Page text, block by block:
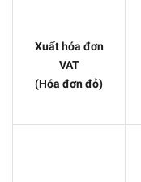
Xuất hóa đơn
VAT
(Hóa đơn đỏ)